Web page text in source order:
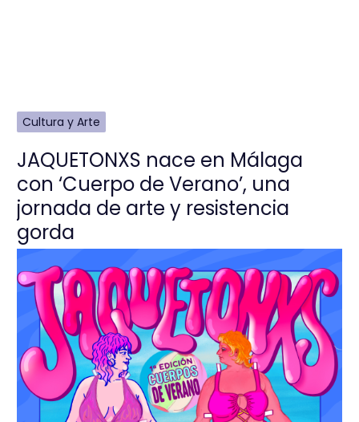
Cultura y Arte
JAQUETONXS nace en Málaga
con ‘Cuerpo de Verano’, una
jornada de arte y resistencia
gorda